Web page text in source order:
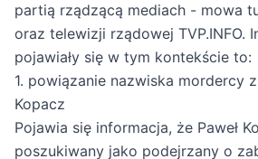
partią rządzącą mediach - mowa
oraz telewizji rządowej TVP.INFO.
pojawiały się w tym kontekście to:
1. powiązanie nazwiska mordercy
Kopacz
Pojawia się informacja, że Paweł
poszukiwany jako podejrzany o